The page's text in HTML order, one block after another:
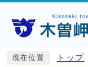
現在位置 トップ